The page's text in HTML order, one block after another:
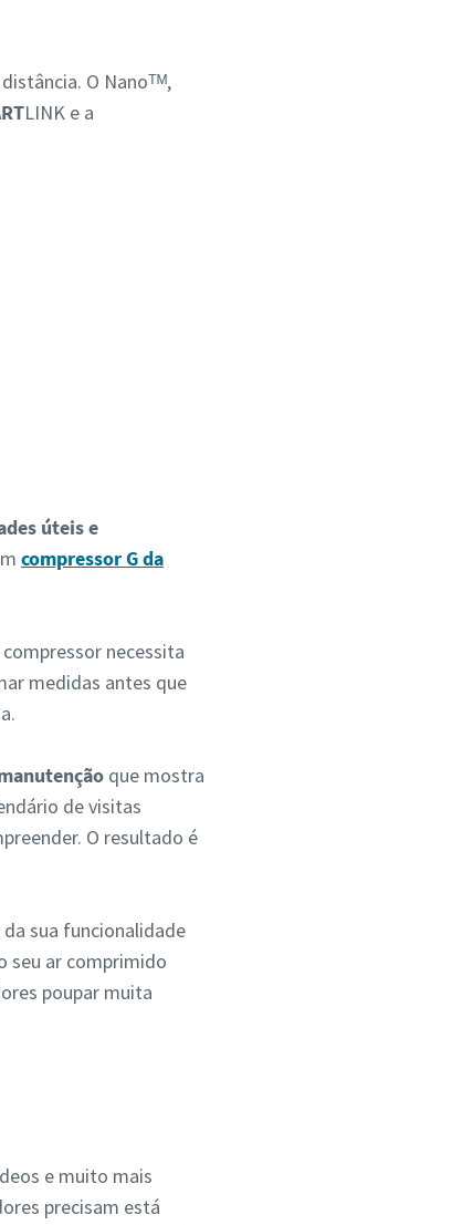
O Nanoᵀᴹ,
LINK e a
úteis e
compressor G da
necessita
medidas antes que
que mostra
de visitas
O resultado é
sua funcionalidade
seu ar comprimido
poupar muita
e muito mais
precisam está